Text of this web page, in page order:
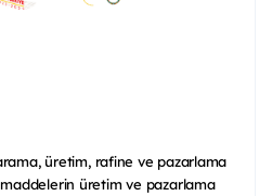
üretim, rafine ve pazarlama
üretim ve pazarlama